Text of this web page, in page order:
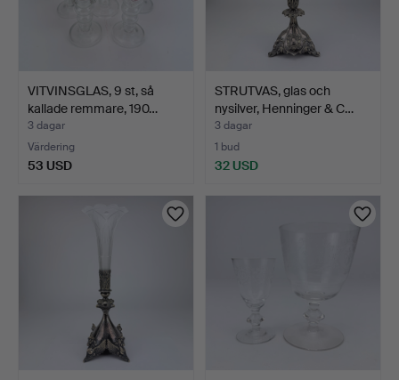
VITVINSGLAS, 9 st, så
kallade remmare, 190…
3 dagar
Värdering
53 USD
STRUTVAS, glas och
nysilver, Henninger & C…
3 dagar
1 bud
32 USD